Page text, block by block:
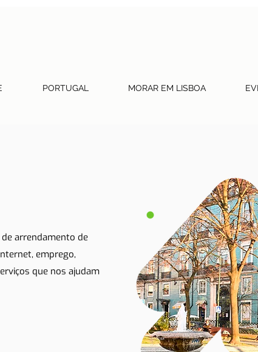
PORTUGAL MORAR EM LISBOA
arrendamento de
emprego,
que nos ajudam